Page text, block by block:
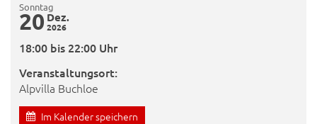
Sonntag
20 Dez.
2026
18:00 bis 22:00 Uhr
Veranstaltungsort:
Alpvilla Buchloe
Im Kalender speichern